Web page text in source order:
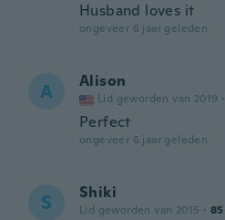
Husband loves it
ongeveer 6 jaar geleden
A Alison
Lid geworden van 2019 ·
Perfect
ongeveer 6 jaar geleden
S Shiki
Lid geworden van 2015 · 85